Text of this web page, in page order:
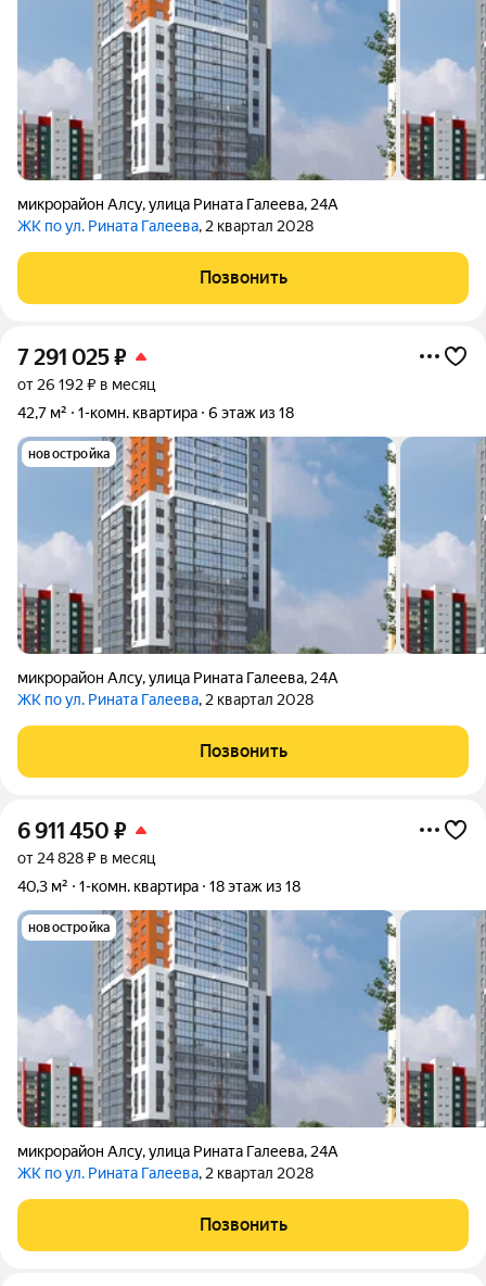
микрорайон Алсу,улица Рината Галеева, 24А
ЖК по ул. Рината Галеева, 2 квартал 2028
Позвонить
7 291 025₽
от 26 192 ₽ в месяц
42,7 м²
1-комн. квартира 6 этаж из 18
новостройка
микрорайон Алсу,улица Рината Галеева, 24А
ЖК по ул. Рината Галеева, 2 квартал 2028
Позвонить
6 911 450 ₽
от 24 828 ₽ в месяц
40,3 м²
1-комн. квартира 18 этаж из 18
новостройка
микрорайон Алсу,улица Рината Галеева, 24А
ЖК по ул. Рината Галеева, 2 квартал 2028
Позвонить